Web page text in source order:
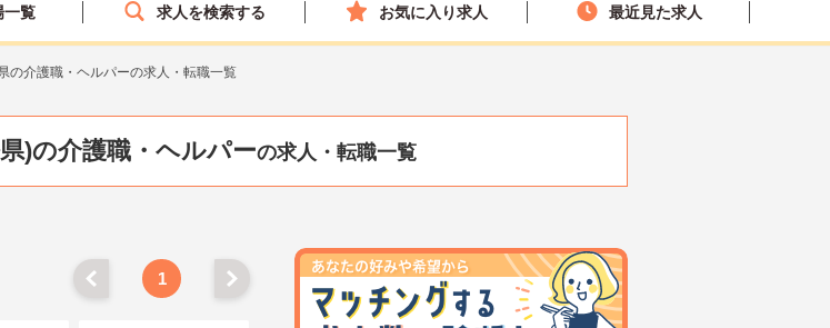
一覧 求人を検索する お気に入り求人 最近見た求人
の介護職・ヘルパーの求人・転職一覧
)の介護職・ヘルパーの求人・転職一覧
1